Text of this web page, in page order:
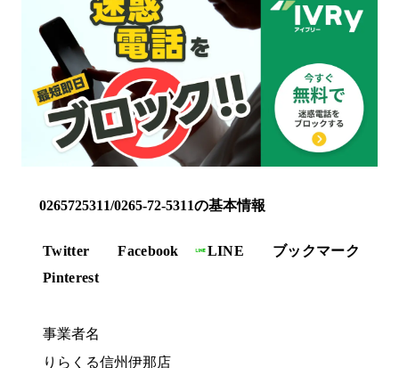
0265725311/0265-72-5311の基本情報
Twitter Facebook LINE
ブックマーク
Pinterest
事業者名
りらくる信州伊那店